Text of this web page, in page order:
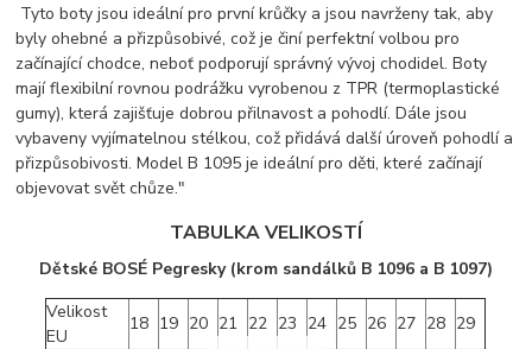
Tyto boty jsou ideální pro první krůčky a jsou navrženy tak, aby
byly ohebné a přizpůsobivé, což je činí perfektní volbou pro
začínající chodce, neboť podporují správný vývoj chodidel. Boty
mají flexibilní rovnou podrážku vyrobenou z TPR (termoplastické
gumy), která zajišťuje dobrou přilnavost a pohodlí. Dále jsou
vybaveny vyjímatelnou stélkou, což přidává další úroveň pohodlí a
přizpůsobivosti. Model B 1095 je ideální pro děti, které začínají
objevovat svět chůze."
TABULKA VELIKOSTÍ
Dětské BOSÉ Pegresky (krom sandálků B 1096 a B 1097)
Velikost
EU
18 19 20 21 22 23 24 25 26 27 28 29